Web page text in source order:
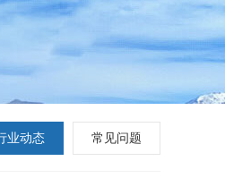
业动态 常见问题